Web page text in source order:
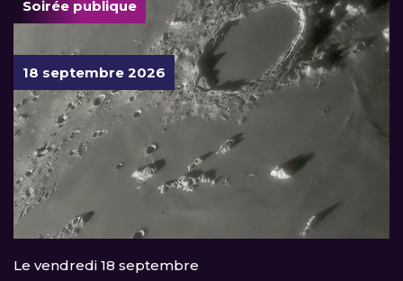
Soirée publique
18 septembre 2026
Le vendredi 18 septembre